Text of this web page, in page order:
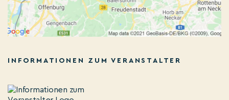
INFORMATIONEN ZUM VERANSTALTER